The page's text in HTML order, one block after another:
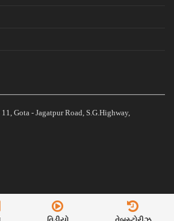
Gota - Jagatpur Road, S.G.Highway,